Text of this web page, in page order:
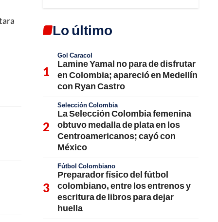
Lo último
Gol Caracol
Lamine Yamal no para de disfrutar
en Colombia; apareció en Medellín
con Ryan Castro
Selección Colombia
La Selección Colombia femenina
obtuvo medalla de plata en los
Centroamericanos; cayó con
México
Fútbol Colombiano
Preparador físico del fútbol
colombiano, entre los entrenos y
escritura de libros para dejar
huella